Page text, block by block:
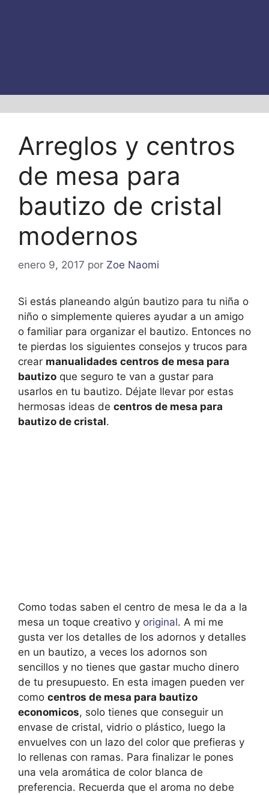
Arreglos y centros
de mesa para
bautizo de cristal
modernos
enero 9, 2017 por Zoe Naomi
Si estás planeando algún bautizo para tu niña o
niño o simplemente quieres ayudar a un amigo
o familiar para organizar el bautizo. Entonces no
te pierdas los siguientes consejos y trucos para
crear manualidades centros de mesa para
bautizo que seguro te van a gustar para
usarlos en tu bautizo. Déjate llevar por estas
hermosas ideas de centros de mesa para
bautizo de cristal.
Como todas saben el centro de mesa le da a la
mesa un toque creativo y original. A mi me
gusta ver los detalles de los adornos y detalles
en un bautizo, a veces los adornos son
sencillos y no tienes que gastar mucho dinero
de tu presupuesto. En esta imagen pueden ver
como centros de mesa para bautizo
economicos, solo tienes que conseguir un
envase de cristal, vidrio o plástico, luego la
envuelves con un lazo del color que prefieras y
lo rellenas con ramas. Para finalizar le pones
una vela aromática de color blanca de
preferencia. Recuerda que el aroma no debe